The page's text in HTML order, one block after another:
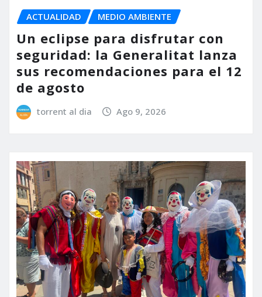
ACTUALIDAD MEDIO AMBIENTE
Un eclipse para disfrutar con
seguridad: la Generalitat lanza
sus recomendaciones para el 12
de agosto
torrent al dia Ago 9, 2026